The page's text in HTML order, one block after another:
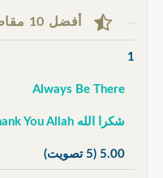
أفضل 10 مقاطع وألبومات حسب التقييم
1
Always Be There
شكرا الله Thank You Allah
5.00 (5 تصويت)